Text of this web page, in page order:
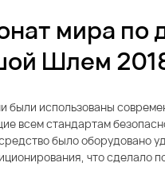
мира по
Шлем
были использованы
всем стандартам
было оборудовано
что сделало